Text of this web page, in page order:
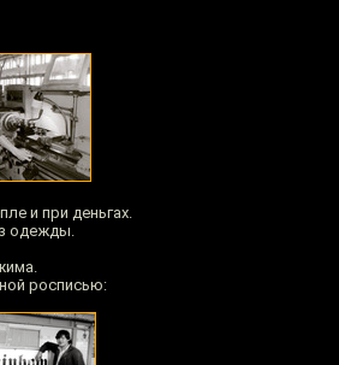
и при деньгах.
одежды.
росписью: